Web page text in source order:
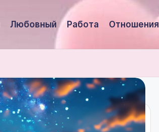
Любовный Работа Отношения